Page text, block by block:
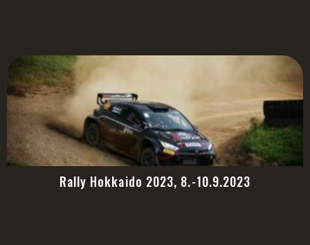
Rally Hokkaido 2023, 8.-10.9.2023